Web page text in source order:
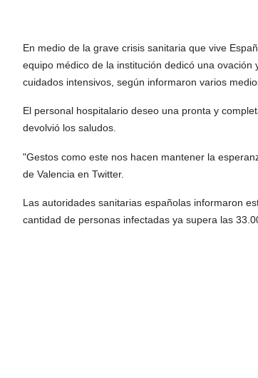
En medio de la grave crisis sanitaria que vive
equipo médico de la institución dedicó una
cuidados intensivos, según informaron varios
El personal hospitalario deseo una pronta y
devolvió los saludos.
"Gestos como este nos hacen mantener la
de Valencia en Twitter.
Las autoridades sanitarias españolas informaron
cantidad de personas infectadas ya supera las